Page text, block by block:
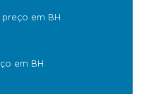
em BH
em BH